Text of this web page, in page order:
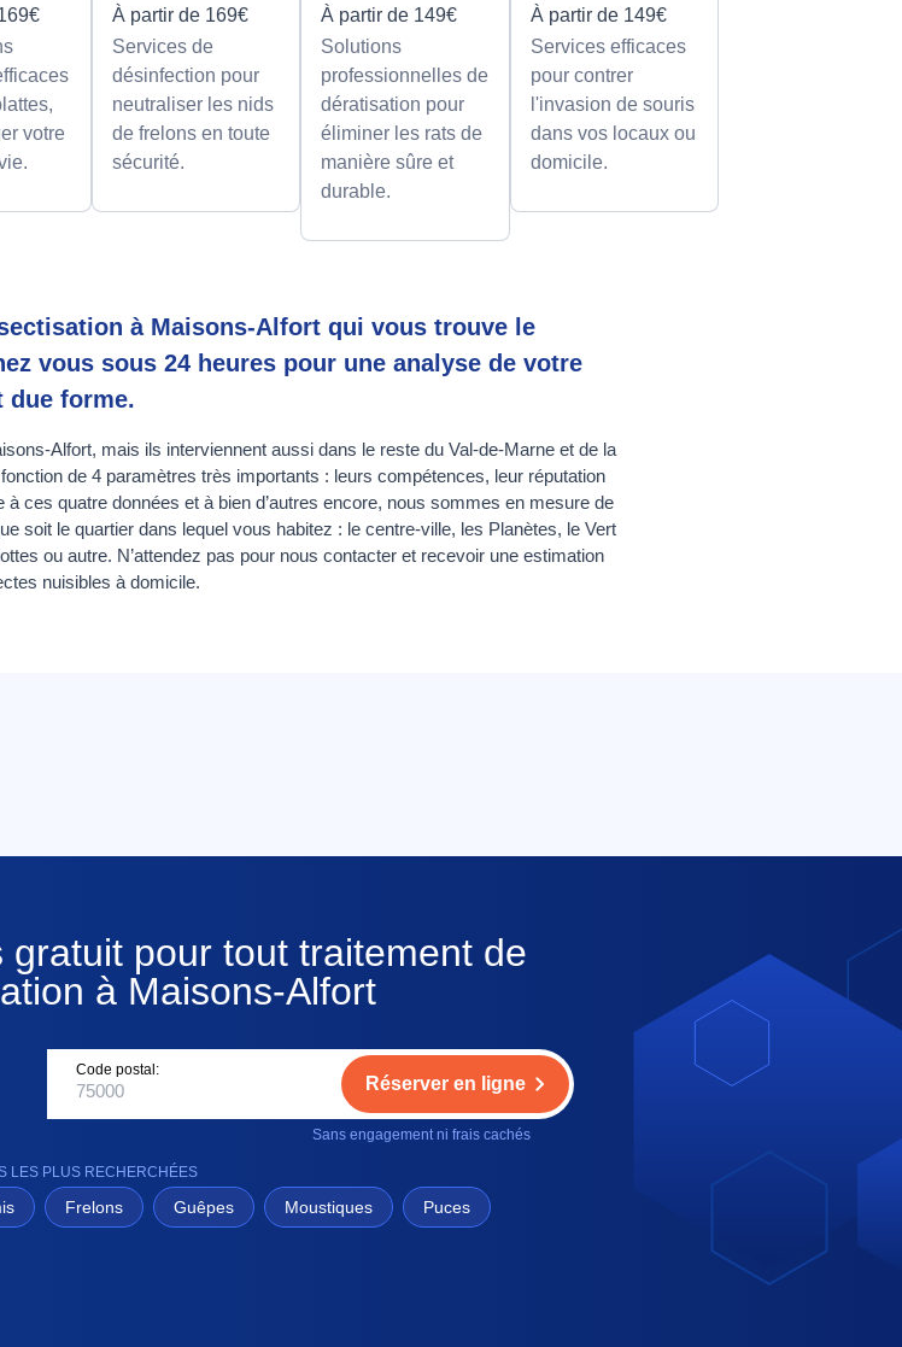
votre
À partir de 169€
Services de
désinfection pour
neutraliser les nids
de frelons en toute
sécurité.
À partir de 149€
Solutions
professionnelles de
dératisation pour
éliminer les rats de
manière sûre et
durable.
À partir de 149€
Services efficaces
pour contrer
l'invasion de souris
dans vos locaux ou
domicile.
à Maisons-Alfort qui vous trouve le
vous sous 24 heures pour une analyse de votre
due forme.
Alfort, mais ils interviennent aussi dans le reste du Val-de-Marne et de la
de 4 paramètres très importants : leurs compétences, leur réputation
ces quatre données et à bien d’autres encore, nous sommes en mesure de
soit le quartier dans lequel vous habitez : le centre-ville, les Planètes, le Vert
ou autre. N’attendez pas pour nous contacter et recevoir une estimation
nuisibles à domicile.
pour tout traitement de
à Maisons-Alfort
Code postal:
Réserver en ligne
Sans engagement ni frais cachés
LES PLUS RECHERCHÉES
Frelons Guêpes Moustiques Puces